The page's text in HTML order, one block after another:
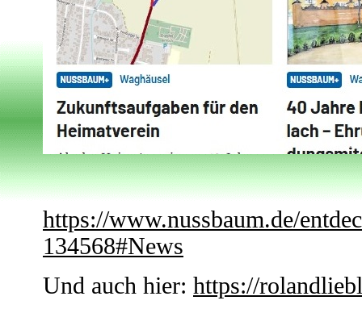
https://www.nussbaum.de/
134568#News
Und auch hier: https://